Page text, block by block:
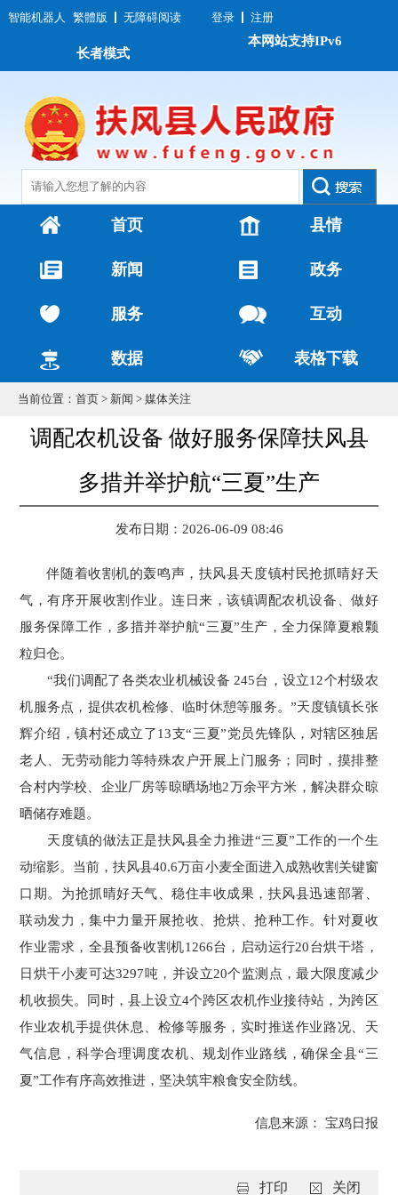
智能机器人 繁體版 无障碍阅读 登录 注册
本网站支持IPv6
长者模式
首页 县情
新闻 政务
服务 互动
数据 表格下载
当前位置： 首页 > 新闻 > 媒体关注
调配农机设备 做好服务保障扶风县
多措并举护航“三夏”生产
发布日期：2026-06-09 08:46
伴随着收割机的轰鸣声，扶风县天度镇村民抢抓晴好天
气，有序开展收割作业。连日来，该镇调配农机设备、做好
服务保障工作，多措并举护航“三夏”生产，全力保障夏粮颗
粒归仓。
“我们调配了各类农业机械设备 245台，设立12个村级农
机服务点，提供农机检修、临时休憩等服务。”天度镇镇长张
辉介绍，镇村还成立了13支“三夏”党员先锋队，对辖区独居
老人、无劳动能力等特殊农户开展上门服务；同时，摸排整
合村内学校、企业厂房等晾晒场地2万余平方米，解决群众晾
晒储存难题。
天度镇的做法正是扶风县全力推进“三夏”工作的一个生
动缩影。当前，扶风县40.6万亩小麦全面进入成熟收割关键窗
口期。为抢抓晴好天气、稳住丰收成果，扶风县迅速部署、
联动发力，集中力量开展抢收、抢烘、抢种工作。针对夏收
作业需求，全县预备收割机1266台，启动运行20台烘干塔，
日烘干小麦可达3297吨，并设立20个监测点，最大限度减少
机收损失。同时，县上设立4个跨区农机作业接待站，为跨区
作业农机手提供休息、检修等服务，实时推送作业路况、天
气信息，科学合理调度农机、规划作业路线，确保全县“三
夏”工作有序高效推进，坚决筑牢粮食安全防线。
信息来源： 宝鸡日报
打印 关闭